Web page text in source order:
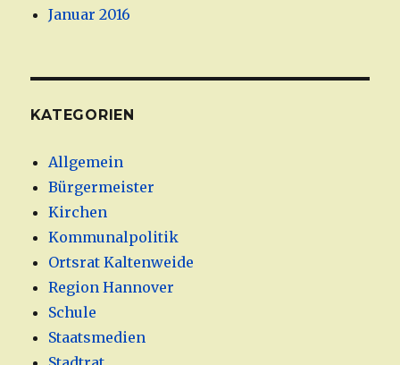
Januar 2016
KATEGORIEN
Allgemein
Bürgermeister
Kirchen
Kommunalpolitik
Ortsrat Kaltenweide
Region Hannover
Schule
Staatsmedien